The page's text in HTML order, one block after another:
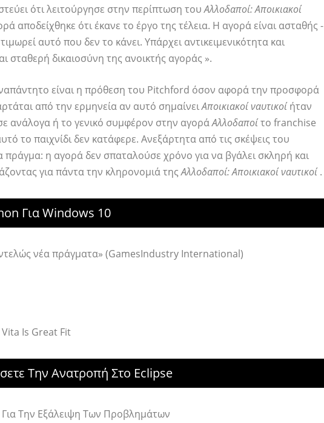
ότι λειτούργησε στην περίπτωση τουΑλλοδαποί: Αποικιακοί
αποδείχθηκε ότι έκανε το έργο της τέλεια. Η αγορά είναι ασταθής -
αυτό που δεν το κάνει. Υπάρχει αντικειμενικότητα και
σταθερή δικαιοσύνη της ανοικτής αγοράς ».
είναι η πρόθεση του Pitchford όσον αφορά την προσφορά
από την ερμηνεία αν αυτό σημαίνειΑποικιακοί ναυτικοίήταν
ανάλογα ή το γενικό συμφέρον στην αγοράΑλλοδαποίτο franchise
το παιχνίδι δεν κατάφερε. Ανεξάρτητα από τις σκέψεις του
πράγμα: η αγορά δεν σπαταλούσε χρόνο για να βγάλει σκληρή και
για πάντα την κληρονομιά τηςΑλλοδαποί: Αποικιακοί ναυτικοί.
Για Windows 10
νέα πράγματα» (GamesIndustry International)
Is Great Fit
Την Ανατροπή Στο Eclipse
Την Εξάλειψη Των Προβλημάτων